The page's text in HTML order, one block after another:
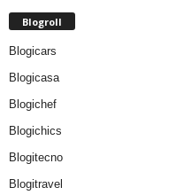
Blogroll
Blogicars
Blogicasa
Blogichef
Blogichics
Blogitecno
Blogitravel